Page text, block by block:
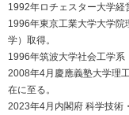
1992年ロチェスター大学経
1996年東京工業大学大学院
学）取得。
1996年筑波大学社会工学系
2008年4月慶應義塾大学理
在に至る。
2023年4月内閣府 科学技術